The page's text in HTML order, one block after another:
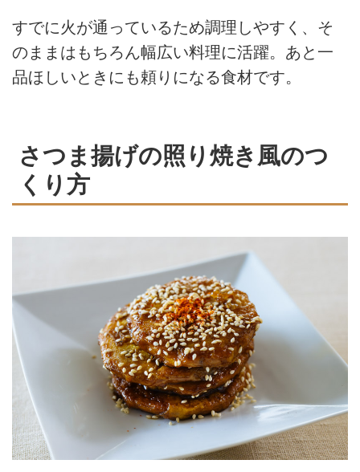
すでに火が通っているため調理しやすく、そ
のままはもちろん幅広い料理に活躍。あと一
品ほしいときにも頼りになる食材です。
さつま揚げの照り焼き風のつ
くり方